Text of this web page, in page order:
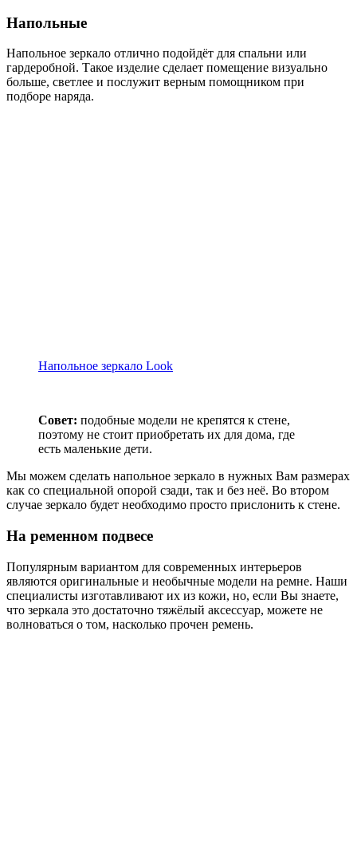
Напольные
Напольное зеркало отлично подойдёт для спальни или
гардеробной. Такое изделие сделает помещение визуально
больше, светлее и послужит верным помощником при
подборе наряда.
Напольное зеркало Look
Совет: подобные модели не крепятся к стене,
поэтому не стоит приобретать их для дома, где
есть маленькие дети.
Мы можем сделать напольное зеркало в нужных Вам размерах
как со специальной опорой сзади, так и без неё. Во втором
случае зеркало будет необходимо просто прислонить к стене.
На ременном подвесе
Популярным вариантом для современных интерьеров
являются оригинальные и необычные модели на ремне. Наши
специалисты изготавливают их из кожи, но, если Вы знаете,
что зеркала это достаточно тяжёлый аксессуар, можете не
волноваться о том, насколько прочен ремень.